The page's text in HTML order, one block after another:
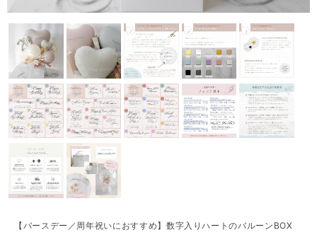
【バースデー／周年祝いにおすすめ】数字入りハートのバルーンBOX